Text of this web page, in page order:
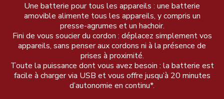
Une batterie pour tous les appareils : une batterie
amovible alimente tous les appareils, y compris un
presse-agrumes et un hachoir.
Fini de vous soucier du cordon : déplacez simplement vos
appareils, sans penser aux cordons ni à la présence de
prises à proximité.
Toute la puissance dont vous avez besoin : la batterie est
facile à charger via USB et vous offre jusqu’à 20 minutes
d’autonomie en continu*.